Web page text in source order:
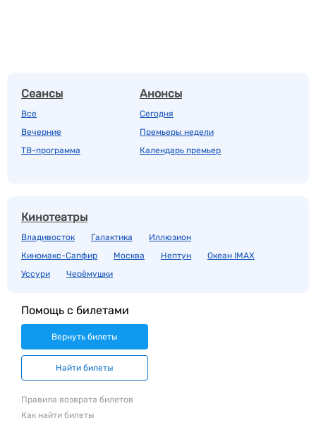
Сеансы
Все
Вечерние
ТВ-программа
Анонсы
Сегодня
Премьеры недели
Календарь премьер
Кинотеатры
Владивосток Галактика
Иллюзион
Киномакс-Сапфир
Москва Нептун
Океан IMAX
Уссури
Черёмушки
Помощь с билетами
Вернуть билеты
Найти билеты
Правила возврата билетов
Как найти билеты